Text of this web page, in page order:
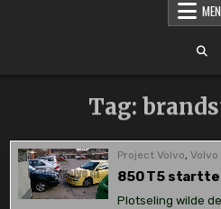
Tag:
Project Volvo,
850 T5
Plotseling wilde